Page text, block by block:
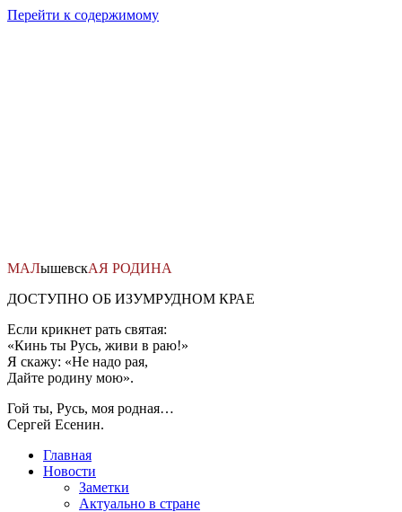
Перейти к содержимому
МАЛышевскАЯ РОДИНА
ДОСТУПНО ОБ ИЗУМРУДНОМ КРАЕ
Если крикнет рать святая:
«Кинь ты Русь, живи в раю!»
Я скажу: «Не надо рая,
Дайте родину мою».
Гой ты, Русь, моя родная…
Сергей Есенин.
Главная
Новости
Заметки
Актуально в стране